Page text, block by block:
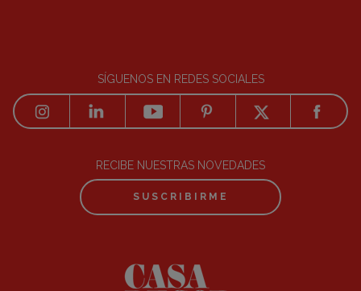
SÍGUENOS EN REDES SOCIALES
RECIBE NUESTRAS NOVEDADES
SUSCRIBIRME